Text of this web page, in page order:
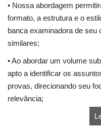
• Nossa abordagem
formato, a estrutura e o
banca examinadora de
similares;
• Ao abordar um volume
apto a identificar os
provas, direcionando seu
relevância;